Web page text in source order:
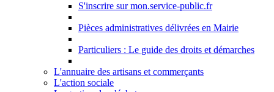
S'inscrire sur mon.service-public.fr
Pièces administratives délivrées en Mairie
Particuliers : Le guide des droits et démarches
L'annuaire des artisans et commerçants
L'action sociale